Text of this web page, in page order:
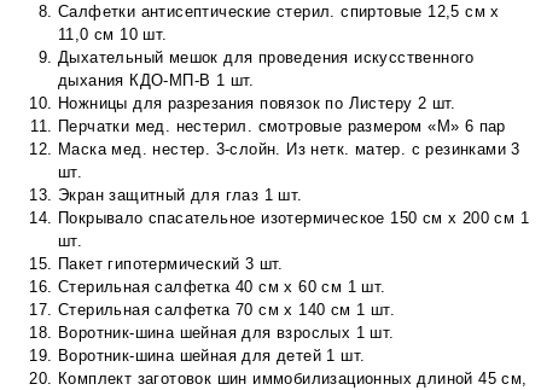
Салфетки антисептические стерил. спиртовые 12,5 см х
11,0 см 10 шт.
Дыхательный мешок для проведения искусственного
дыхания КДО-МП-В 1 шт.
Ножницы для разрезания повязок по Листеру 2 шт.
Перчатки мед. нестерил. смотровые размером «М» 6 пар
Маска мед. нестер. 3-слойн. Из нетк. матер. с резинками 3
шт.
Экран защитный для глаз 1 шт.
Покрывало спасательное изотермическое 150 см х 200 см 1
шт.
Пакет гипотермический 3 шт.
Стерильная салфетка 40 см х 60 см 1 шт.
Стерильная салфетка 70 см х 140 см 1 шт.
Воротник-шина шейная для взрослых 1 шт.
Воротник-шина шейная для детей 1 шт.
Комплект заготовок шин иммобилизационных длиной 45 см,